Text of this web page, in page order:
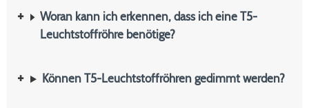
Woran kann ich erkennen, dass ich eine T5-
Leuchtstoffröhre benötige?
Können T5-Leuchtstoffröhren gedimmt werden?